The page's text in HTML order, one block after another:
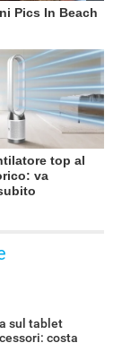
sul tablet
costa